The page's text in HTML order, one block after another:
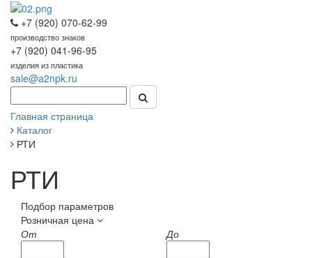
+7 (920) 070-62-99
производство знаков
+7 (920) 041-96-95
изделия из пластика
sale@a2npk.ru
Главная страница
Каталог
РТИ
РТИ
Подбор параметров
Розничная цена
От
До